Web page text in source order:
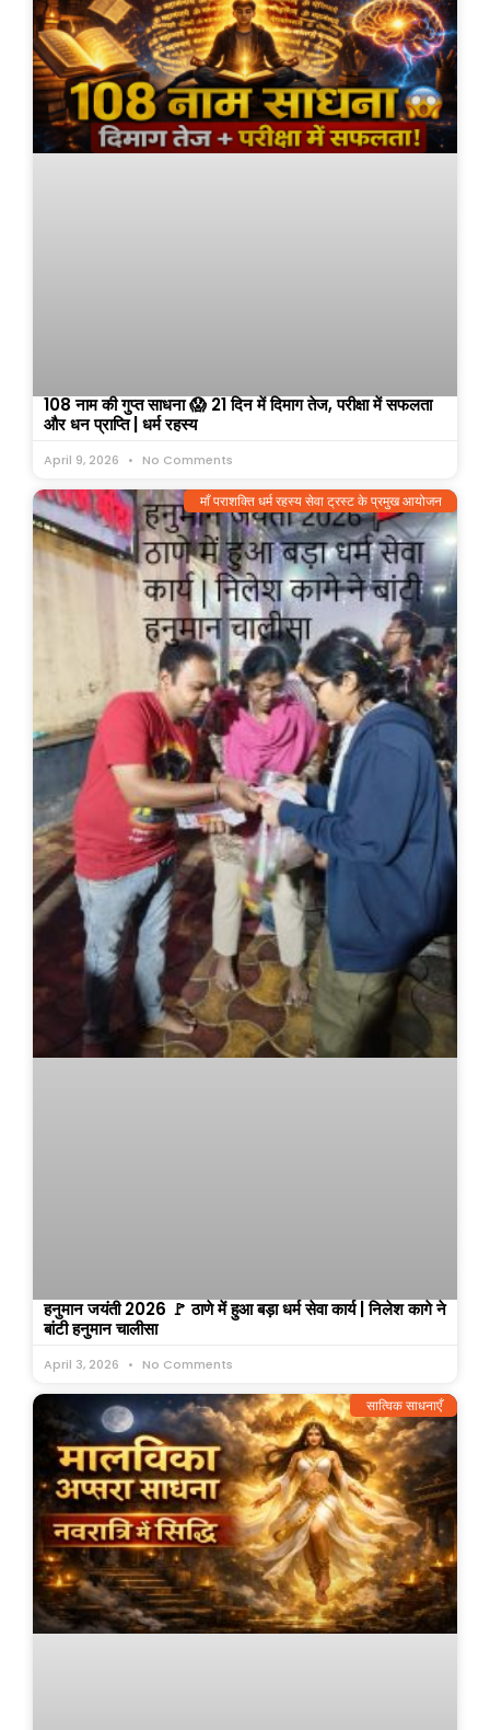
108 नाम की गुप्त साधना 😱 21 दिन में दिमाग तेज, परीक्षा में सफलता
और धन प्राप्ति | धर्म रहस्य
April 9, 2026 No Comments
माँ पराशक्ति धर्म रहस्य सेवा ट्रस्ट के प्रमुख आयोजन
हनुमान जयंती 2026 🚩 ठाणे में हुआ बड़ा धर्म सेवा कार्य | निलेश कागे ने
बांटी हनुमान चालीसा
April 3, 2026 No Comments
सात्विक साधनाएँ